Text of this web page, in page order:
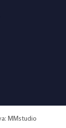
MMstudio